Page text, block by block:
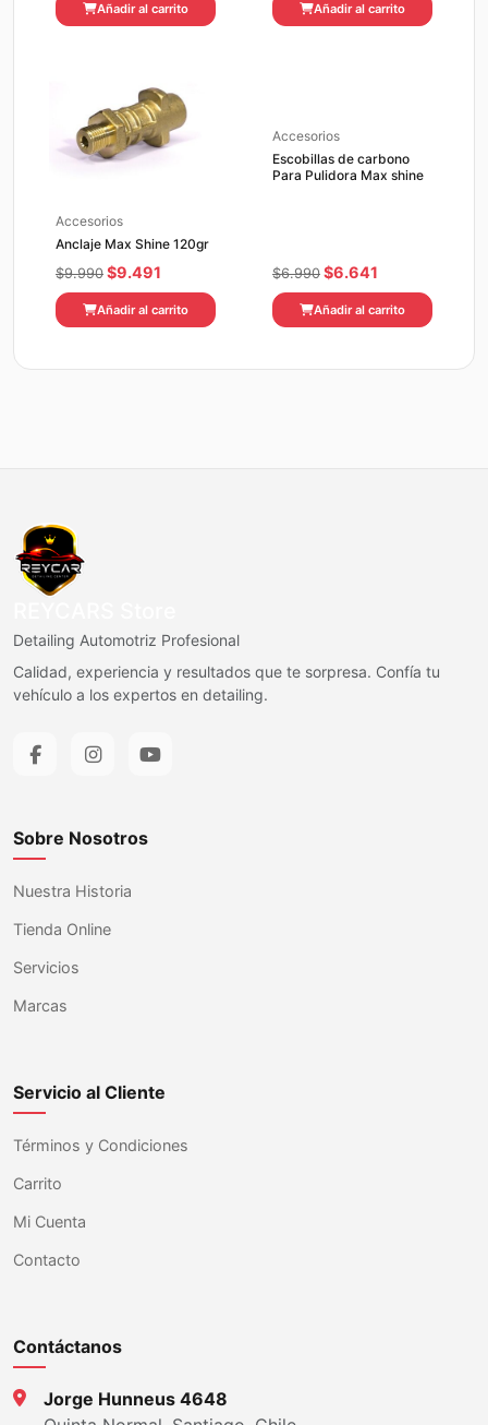
original actual
Añadir al carrito
original actual
Añadir al carrito
Accesorios
Anclaje Max Shine 120gr
$9.990 El
precio
original
$9.491
precio
actual
Añadir al carrito
Accesorios
Escobillas de carbono
Para Pulidora Max shine
$6.990 El
precio
original
$6.641
precio
actual
Añadir al carrito
Detailing Automotriz Profesional
Calidad, experiencia y resultados que te sorpresa. Confía tu
vehículo a los expertos en detailing.
Sobre Nosotros
Nuestra Historia
Tienda Online
Servicios
Marcas
Servicio al Cliente
Términos y Condiciones
Carrito
Mi Cuenta
Contacto
Contáctanos
Jorge Hunneus 4648